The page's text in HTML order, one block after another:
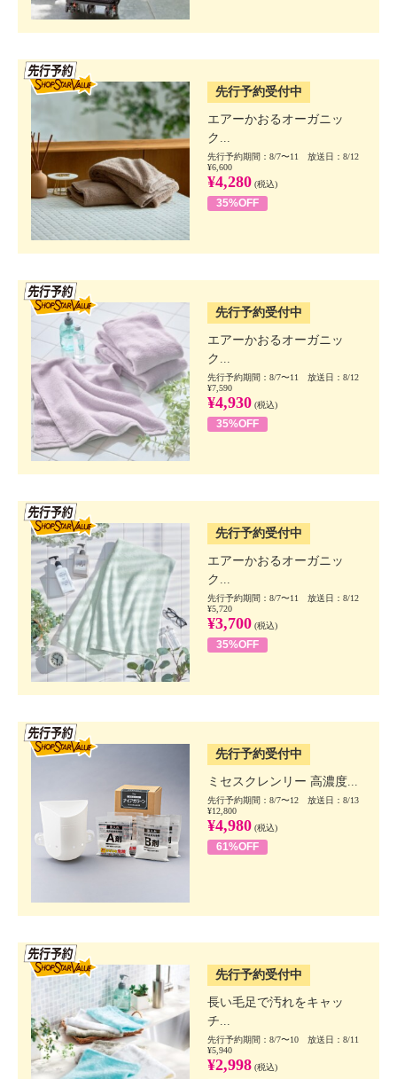
先行予約受付中
エアーかおるオーガニッ
ク...
先行予約期間：8/7〜11 放送日：8/12
¥6,600
¥4,280 (税込)
35%OFF
先行予約受付中
エアーかおるオーガニッ
ク...
先行予約期間：8/7〜11 放送日：8/12
¥7,590
¥4,930 (税込)
35%OFF
先行予約受付中
エアーかおるオーガニッ
ク...
先行予約期間：8/7〜11 放送日：8/12
¥5,720
¥3,700 (税込)
35%OFF
先行予約受付中
ミセスクレンリー 高濃度...
先行予約期間：8/7〜12 放送日：8/13
¥12,800
¥4,980 (税込)
61%OFF
先行予約受付中
長い毛足で汚れをキャッ
チ...
先行予約期間：8/7〜10 放送日：8/11
¥5,940
¥2,998 (税込)